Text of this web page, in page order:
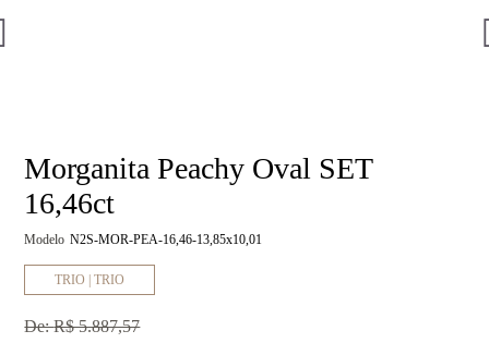
Morganita Peachy Oval SET
16,46ct
Modelo N2S-MOR-PEA-16,46-13,85x10,01
TRIO | TRIO
De:R$ 5.887,57